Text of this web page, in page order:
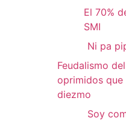
El 70%
SMI
Ni pa
Feudalismo
oprimidos que
diezmo
Soy